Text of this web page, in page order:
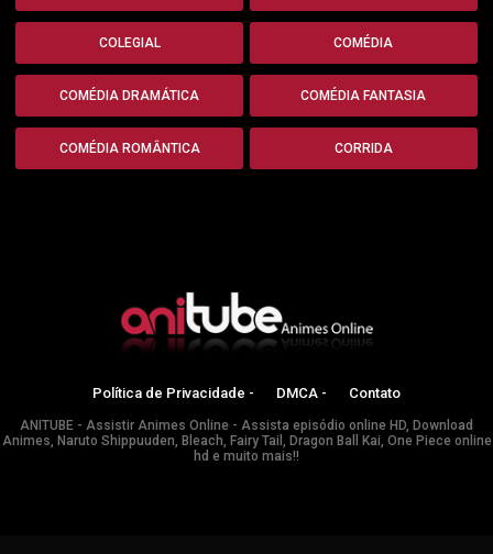
COLEGIAL COMÉDIA
COMÉDIA DRAMÁTICA COMÉDIA FANTASIA
COMÉDIA ROMÂNTICA CORRIDA
Política de Privacidade - DMCA - Contato
ANITUBE - Assistir Animes Online - Assista episódio online HD, Download
Animes, Naruto Shippuuden, Bleach, Fairy Tail, Dragon Ball Kai, One Piece online
hd e muito mais!!